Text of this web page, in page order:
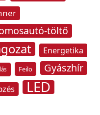
töltő
Energetika
Feilo Gyászhír
LED